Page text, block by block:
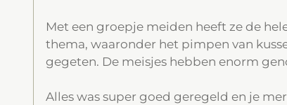
Met een groepje meiden heeft ze de
thema, waaronder het pimpen van
gegeten. De meisjes hebben enorm
Alles was super goed geregeld en je